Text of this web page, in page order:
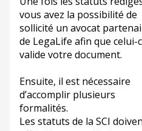
vous avez la possibilité de
sollicité un avocat
de LegaLife afin que celui-
valide votre document.
Ensuite, il est nécessaire
d’accomplir plusieurs
formalités.
Les statuts de la SCI